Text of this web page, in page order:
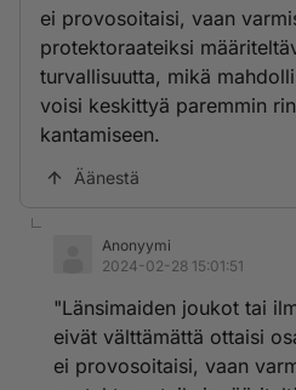
ei provosoitaisi, vaan
protektoraateiksi
turvallisuutta, mikä
voisi keskittyä paremmin
kantamiseen.
Äänestä
Anonyymi
2024-02-28 15:01:51
"Länsimaiden joukot tai
eivät välttämättä ottaisi
ei provosoitaisi, vaan